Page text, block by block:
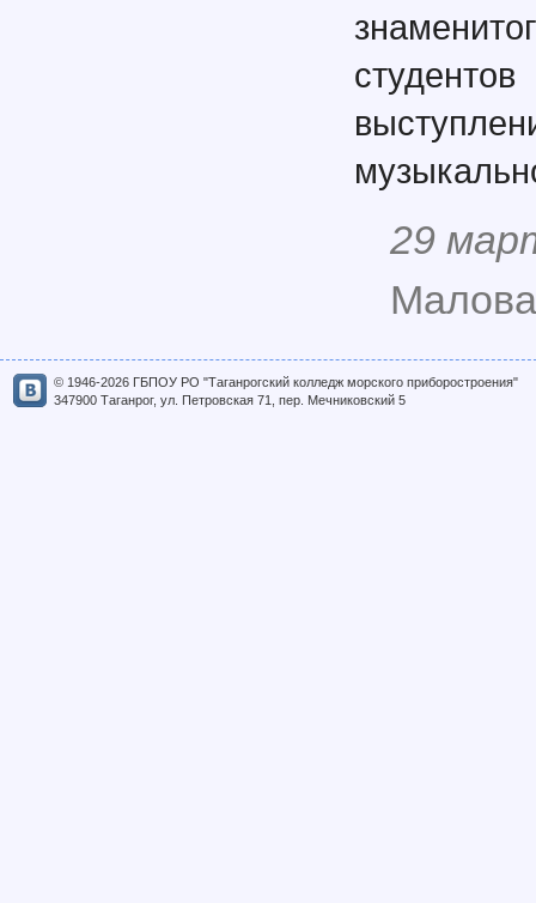
29
© 1946-2026 ГБПОУ РО "Таганрогский колледж морского приборостроения"
347900 Таганрог, ул. Петровская 71, пер. Мечниковский 5